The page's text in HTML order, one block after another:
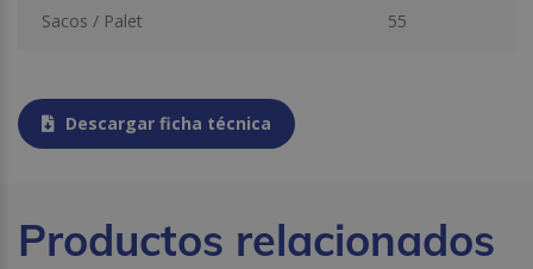
Sacos / Palet 55
Descargar ficha técnica
Productos relacionados